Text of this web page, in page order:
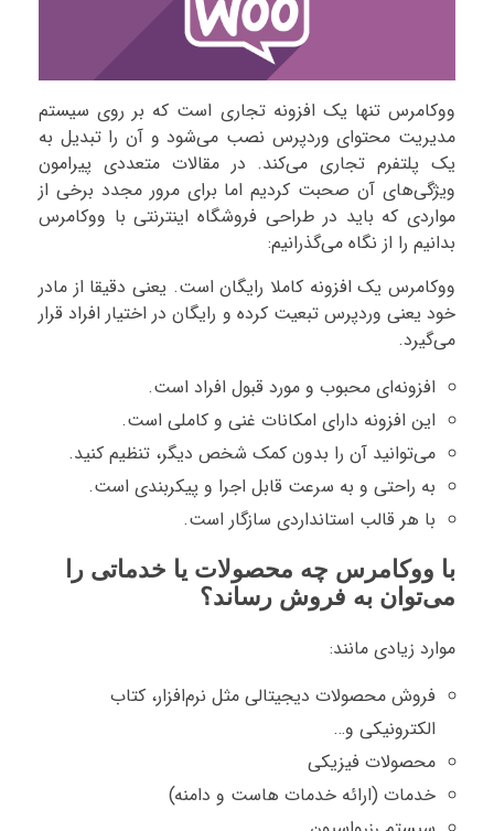
ووکامرس تنها یک افزونه تجاری است که بر روی سیستم
مدیریت محتوای وردپرس نصب می‌شود و آن را تبدیل به
یک پلتفرم تجاری می‌کند. در مقالات متعددی پیرامون
ویژگی‌های آن صحبت کردیم اما برای مرور مجدد برخی از
مواردی که باید در طراحی فروشگاه اینترنتی با ووکامرس
بدانیم را از نگاه می‌گذرانیم:
ووکامرس یک افزونه کاملا رایگان است. یعنی دقیقا از مادر
خود یعنی وردپرس تبعیت کرده و رایگان در اختیار افراد قرار
می‌گیرد.
افزونه‌ای محبوب و مورد قبول افراد است.
این افزونه دارای امکانات غنی و کاملی است.
می‌توانید آن را بدون کمک شخص دیگر، تنظیم کنید.
به راحتی و به سرعت قابل اجرا و پیکربندی است.
با هر قالب استانداردی سازگار است.
با ووکامرس چه محصولات یا خدماتی را
می‌توان به فروش رساند؟
موارد زیادی مانند:
فروش محصولات دیجیتالی مثل نرم‌افزار، کتاب
الکترونیکی و…
محصولات فیزیکی
خدمات (ارائه خدمات هاست و دامنه)